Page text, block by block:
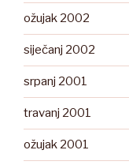
ožujak 2002
siječanj 2002
srpanj 2001
travanj 2001
ožujak 2001